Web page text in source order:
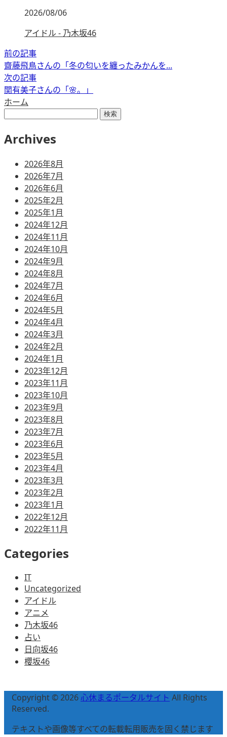
2026/08/06
アイドル - 乃木坂46
前の記事
齋藤飛鳥さんの「冬の匂いを纏ったみかんを...
次の記事
関有美子さんの「🌸。」
ホーム
Archives
2026年8月
2026年7月
2026年6月
2025年2月
2025年1月
2024年12月
2024年11月
2024年10月
2024年9月
2024年8月
2024年7月
2024年6月
2024年5月
2024年4月
2024年3月
2024年2月
2024年1月
2023年12月
2023年11月
2023年10月
2023年9月
2023年8月
2023年7月
2023年6月
2023年5月
2023年4月
2023年3月
2023年2月
2023年1月
2022年12月
2022年11月
Categories
IT
Uncategorized
アイドル
アニメ
乃木坂46
占い
日向坂46
櫻坂46
Copyright © 2026心休まるポータルサイト All Rights
Reserved.
テキストや画像等すべての転載転用販売を固く禁じます